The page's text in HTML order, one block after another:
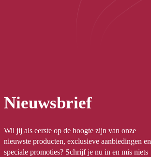
Nieuwsbrief
Wil jij als eerste op de hoogte zijn van onze
nieuwste producten, exclusieve aanbiedingen en
speciale promoties? Schrijf je nu in en mis niets